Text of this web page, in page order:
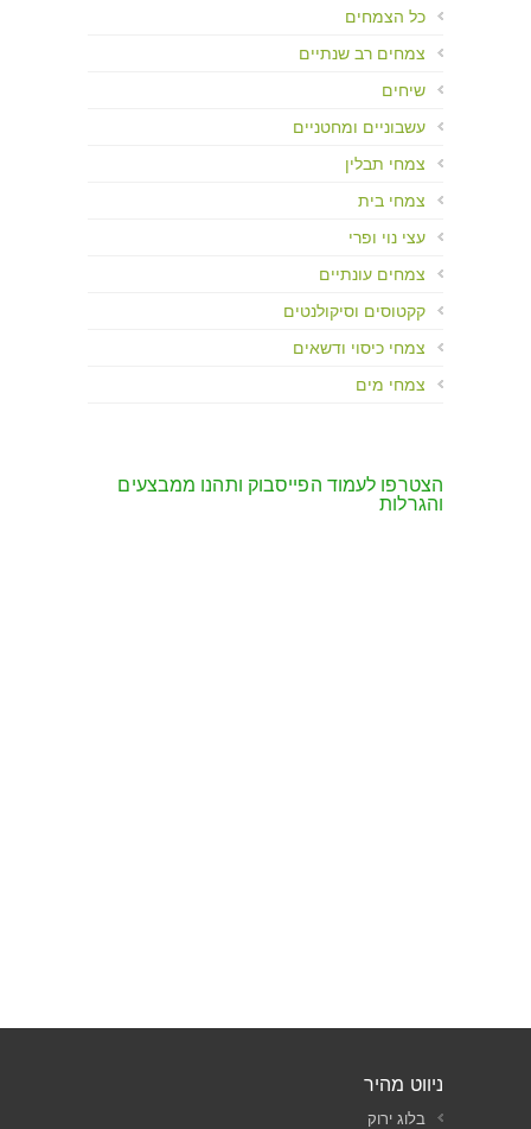
כל הצמחים
צמחים רב שנתיים
שיחים
עשבוניים ומחטניים
צמחי תבלין
צמחי בית
עצי נוי ופרי
צמחים עונתיים
קקטוסים וסיקולנטים
צמחי כיסוי ודשאים
צמחי מים
הצטרפו לעמוד הפייסבוק ותהנו ממבצעים
והגרלות
ניווט מהיר
בלוג ירוק